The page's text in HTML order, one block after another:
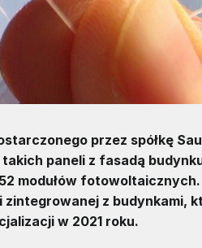
przez spółkę
paneli z fasadą
modułów fotowoltaicznych.
z budynkami,
w 2021 roku.